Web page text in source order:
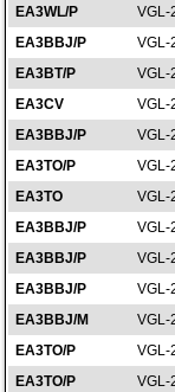
EA3WL/P
VGL-
EA3BBJ/P
VGL-
EA3BT/P
VGL-
EA3CV
VGL-
EA3BBJ/P
VGL-
EA3TO/P
VGL-
EA3TO
VGL-
EA3BBJ/P
VGL-
EA3BBJ/P
VGL-
EA3BBJ/P
VGL-
EA3BBJ/M
VGL-
EA3TO/P
VGL-
EA3TO/P
VGL-